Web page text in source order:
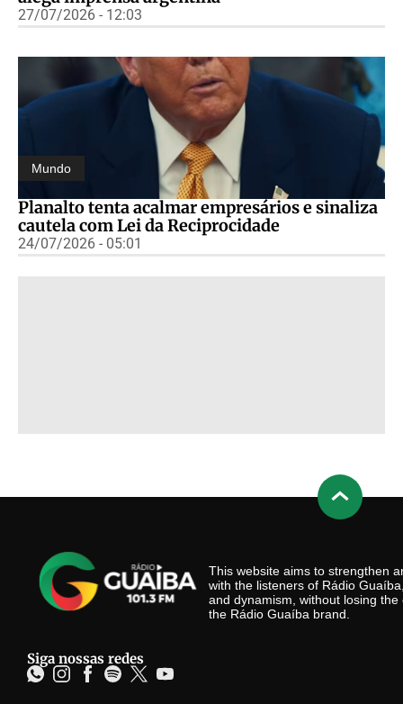
27/07/2026 - 12:03
Mundo
Planalto tenta acalmar empresários e sinaliza
cautela com Lei da Reciprocidade
24/07/2026 - 05:01
This website aims to strengthen
with the listeners of Rádio
and dynamism, without losing
the Rádio Guaíba brand.
Siga nossas redes